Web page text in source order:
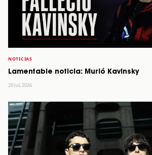
NOTICIAS
Lamentable noticia: Murió Kavinsky
29 Jul, 2026